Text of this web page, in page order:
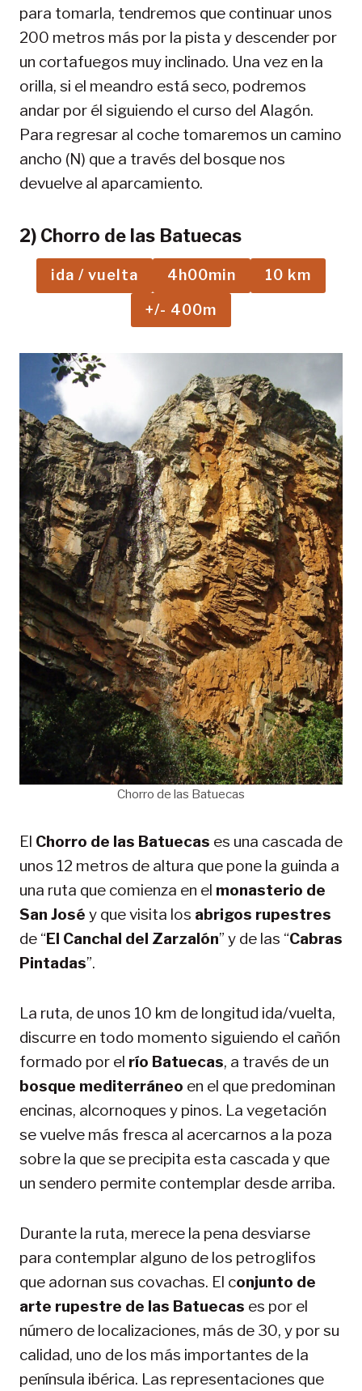
para tomarla, tendremos que continuar unos
200 metros más por la pista y descender por
un cortafuegos muy inclinado. Una vez en la
orilla, si el meandro está seco, podremos
andar por él siguiendo el curso del Alagón.
Para regresar al coche tomaremos un camino
ancho (N) que a través del bosque nos
devuelve al aparcamiento.
2) Chorro de las Batuecas
ida / vuelta 4h00min 10 km
+/- 400m
Chorro de las Batuecas
El Chorro de las Batuecas es una cascada de
unos 12 metros de altura que pone la guinda a
una ruta que comienza en el monasterio de
San José y que visita los abrigos rupestres
de “El Canchal del Zarzalón” y de las “Cabras
Pintadas”.
La ruta, de unos 10 km de longitud ida/vuelta,
discurre en todo momento siguiendo el cañón
formado por el río Batuecas, a través de un
bosque mediterráneo en el que predominan
encinas, alcornoques y pinos. La vegetación
se vuelve más fresca al acercarnos a la poza
sobre la que se precipita esta cascada y que
un sendero permite contemplar desde arriba.
Durante la ruta, merece la pena desviarse
para contemplar alguno de los petroglifos
que adornan sus covachas. El conjunto de
arte rupestre de las Batuecas es por el
número de localizaciones, más de 30, y por su
calidad, uno de los más importantes de la
península ibérica. Las representaciones que